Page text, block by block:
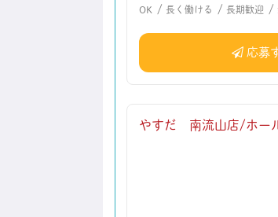
OK / 長く働ける / 長期歓迎 /
応募
やすだ 南流山店/ホー